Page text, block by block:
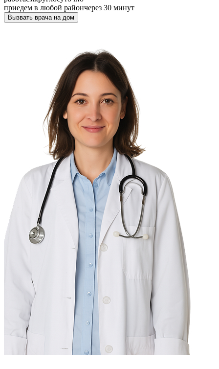
приедем в любой райончерез 30 минут
Вызвать врача на дом